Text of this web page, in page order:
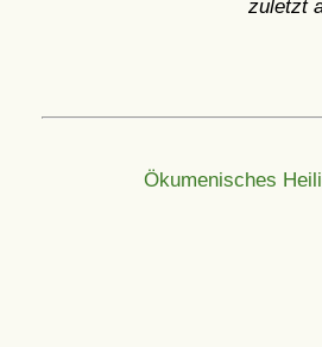
zuletzt
Ökumenisches